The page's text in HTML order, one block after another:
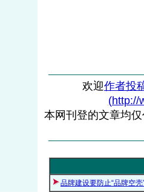
欢迎作者投
(http://
本网刊登的文章均
品牌建设要防止“品牌空壳